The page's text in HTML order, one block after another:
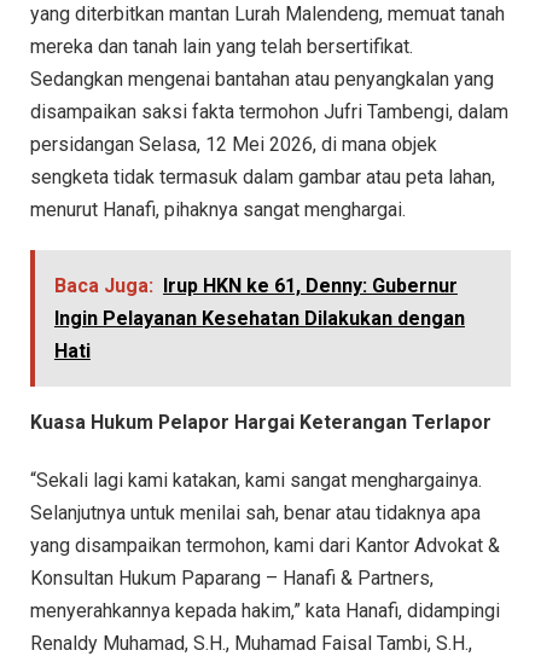
yang diterbitkan mantan Lurah Malendeng, memuat tanah
mereka dan tanah lain yang telah bersertifikat.
Sedangkan mengenai bantahan atau penyangkalan yang
disampaikan saksi fakta termohon Jufri Tambengi, dalam
persidangan Selasa, 12 Mei 2026, di mana objek
sengketa tidak termasuk dalam gambar atau peta lahan,
menurut Hanafi, pihaknya sangat menghargai.
Baca Juga:
Irup HKN ke 61, Denny: Gubernur
Ingin Pelayanan Kesehatan Dilakukan dengan
Hati
Kuasa Hukum Pelapor Hargai Keterangan Terlapor
“Sekali lagi kami katakan, kami sangat menghargainya.
Selanjutnya untuk menilai sah, benar atau tidaknya apa
yang disampaikan termohon, kami dari Kantor Advokat &
Konsultan Hukum Paparang – Hanafi & Partners,
menyerahkannya kepada hakim,” kata Hanafi, didampingi
Renaldy Muhamad, S.H., Muhamad Faisal Tambi, S.H.,